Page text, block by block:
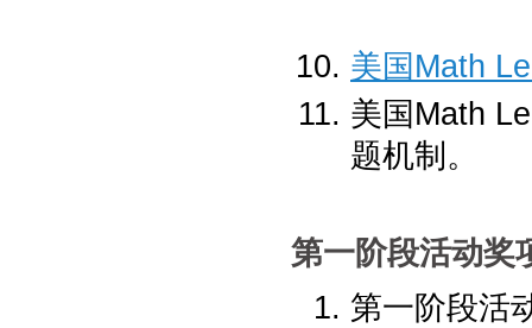
美国Math
美国Math
题机制。
第一阶段活动奖
第一阶段活